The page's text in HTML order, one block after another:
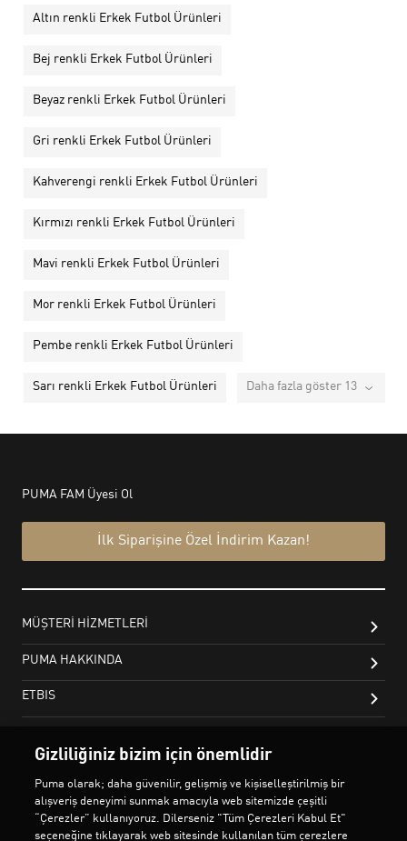
Altın renkli Erkek Futbol Ürünleri
Bej renkli Erkek Futbol Ürünleri
Beyaz renkli Erkek Futbol Ürünleri
Gri renkli Erkek Futbol Ürünleri
Kahverengi renkli Erkek Futbol Ürünleri
Kırmızı renkli Erkek Futbol Ürünleri
Mavi renkli Erkek Futbol Ürünleri
Mor renkli Erkek Futbol Ürünleri
Pembe renkli Erkek Futbol Ürünleri
Sarı renkli Erkek Futbol Ürünleri Daha fazla göster 13
Gizliliğiniz bizim için önemlidir
Puma olarak; daha güvenilir, gelişmiş ve kişiselleştirilmiş bir
alışveriş deneyimi sunmak amacıyla web sitemizde çeşitli
“Çerezler” kullanıyoruz. Dilerseniz "Tüm Çerezleri Kabul Et"
seçeneğine tıklayarak web sitesinde kullanılan tüm çerezlere